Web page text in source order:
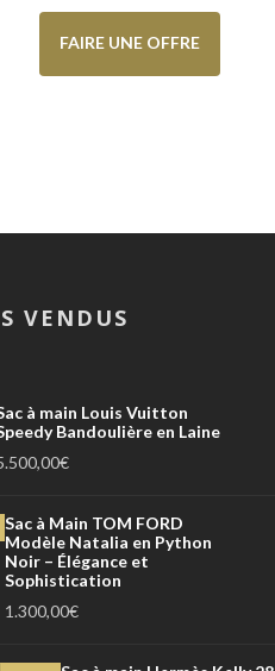
FAIRE UNE OFFRE
VENDUS
à main Louis Vuitton
Bandoulière en Laine
€
Sac à Main TOM FORD
Modèle Natalia en Python
Noir – Élégance et
Sophistication
1.300,00€